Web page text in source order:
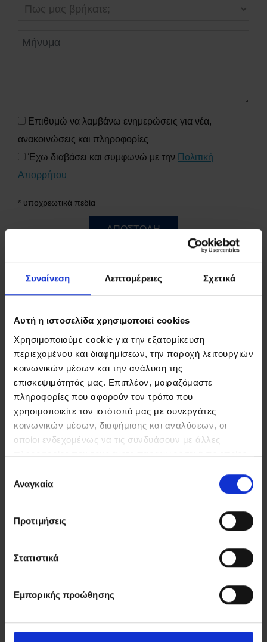
Συναίνεση Λεπτομέρειες Σχετικά
Αυτή η ιστοσελίδα χρησιμοποιεί cookies
Χρησιμοποιούμε cookie για την εξατομίκευση
περιεχομένου και διαφημίσεων, την παροχή λειτουργιών
κοινωνικών μέσων και την ανάλυση της
επισκεψιμότητάς μας. Επιπλέον, μοιραζόμαστε
πληροφορίες που αφορούν τον τρόπο που
χρησιμοποιείτε τον ιστότοπό μας με συνεργάτες
κοινωνικών μέσων, διαφήμισης και αναλύσεων, οι
οποίοι ενδεχομένως να τις συνδυάσουν με άλλες
πληροφορίες που τους έχετε παραχωρήσει ή τις οποίες
των υπηρεσιών τους.
συγκατάθεσης
Αναγκαία
Προτιμήσεις
Στατιστικά
Εμπορικής προώθησης
Μήνυμα
Επιθυμώ να λαμβάνω ενημερώσεις για νέα,
ανακοινώσεις και πληροφορίες
Έχω διαβάσει και συμφωνώ με την Πολιτική
Απορρήτου
* υποχρεωτικά πεδία
ΑΠΟΣΤΟΛΗ
ΠΟΥ ΕΙΜΑΣΤΕ?
ΧΑΡΤΗΣ